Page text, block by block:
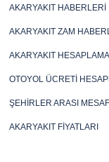
AKARYAKIT HABERLERI
AKARYAKIT ZAM
AKARYAKIT HESAPLAMA
OTOYOL ÜCRETI
ŞEHIRLER ARASI
AKARYAKIT FIYATLARI